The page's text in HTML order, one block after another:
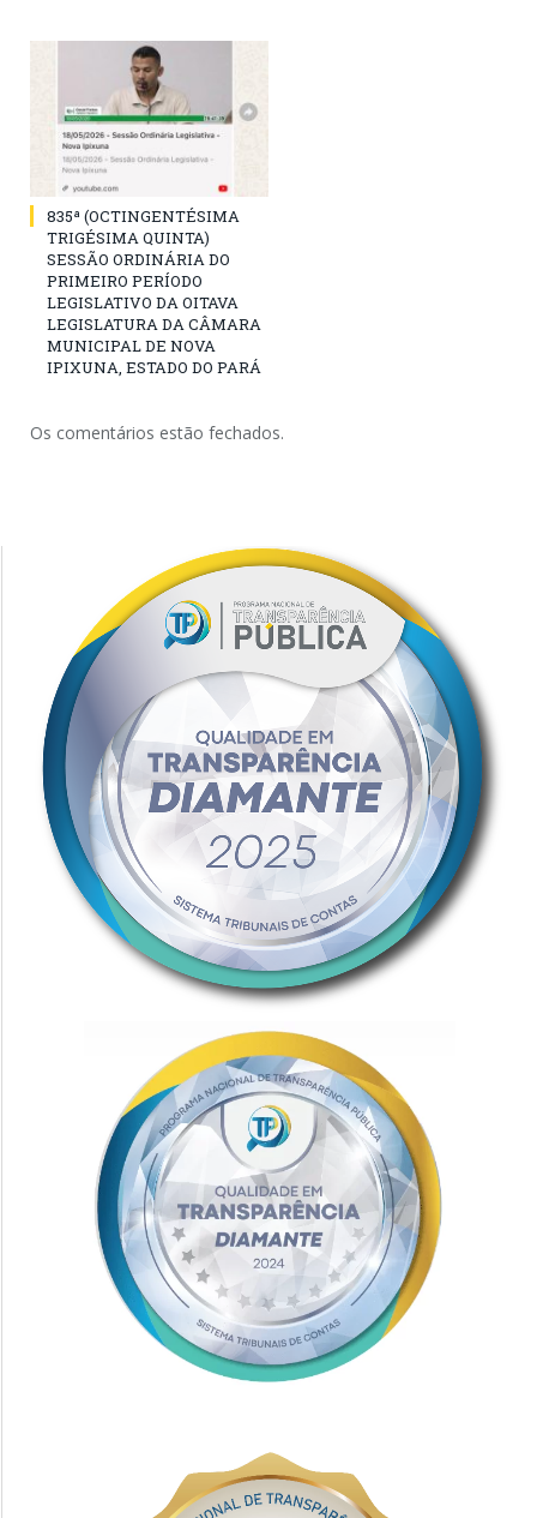
835ª (OCTINGENTÉSIMA
TRIGÉSIMA QUINTA)
SESSÃO ORDINÁRIA DO
PRIMEIRO PERÍODO
LEGISLATIVO DA OITAVA
LEGISLATURA DA CÂMARA
MUNICIPAL DE NOVA
IPIXUNA, ESTADO DO PARÁ
Os comentários estão fechados.